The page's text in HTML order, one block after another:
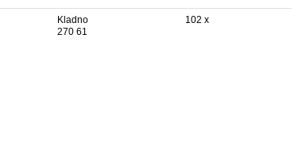
Kladno
270 61
102 x